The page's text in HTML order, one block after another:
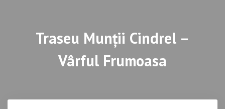
Traseu Munții Cindrel –
Vârful Frumoasa